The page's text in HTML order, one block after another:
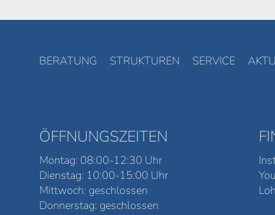
BERATUNG STRUKTUREN SERVICE
ÖFFNUNGSZEITEN
Montag: 08:00-12:30 Uhr
Dienstag: 10:00-15:00 Uhr
Mittwoch: geschlossen
Donnerstag: geschlossen